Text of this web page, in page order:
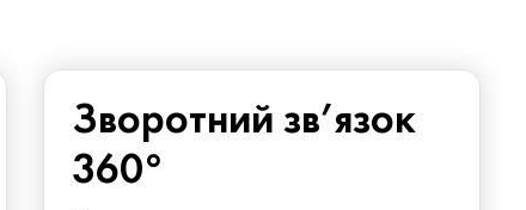
Зворотний зв’язок
360°